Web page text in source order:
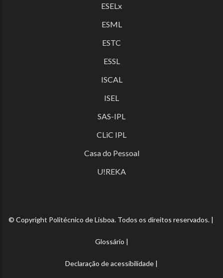
ESELx
ESML
ESTC
ESSL
ISCAL
ISEL
SAS-IPL
CLiC IPL
Casa do Pessoal
U!REKA
© Copyright Politécnico de Lisboa. Todos os direitos reservados. |
Glossário |
Declaração de acessibilidade |